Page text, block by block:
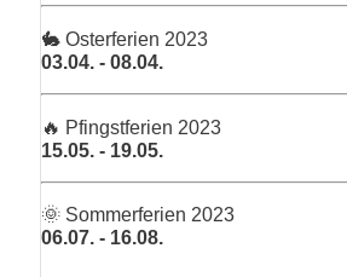
🐇 Osterferien 2023
03.04. - 08.04.
🔥 Pfingstferien 2023
15.05. - 19.05.
🌞 Sommerferien 2023
06.07. - 16.08.